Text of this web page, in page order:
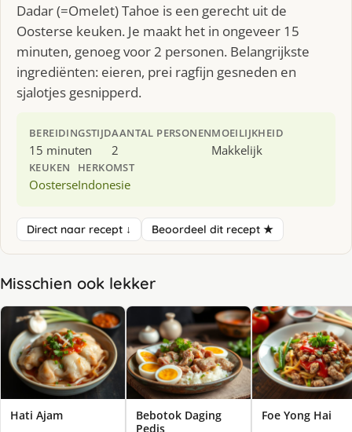
Dadar (=Omelet) Tahoe is een gerecht uit de
Oosterse keuken. Je maakt het in ongeveer 15
minuten, genoeg voor 2 personen. Belangrijkste
ingrediënten: eieren, prei ragfijn gesneden en
sjalotjes gesnipperd.
BEREIDINGSTIJD
15 minuten
AANTAL PERSONEN
2
MOEILIJKHEID
Makkelijk
KEUKEN
Oosterse
HERKOMST
Indonesie
Direct naar recept ↓ Beoordeel dit recept ★
Misschien ook lekker
Hati Ajam
Bebotok Daging
Pedis
Foe Yong Hai